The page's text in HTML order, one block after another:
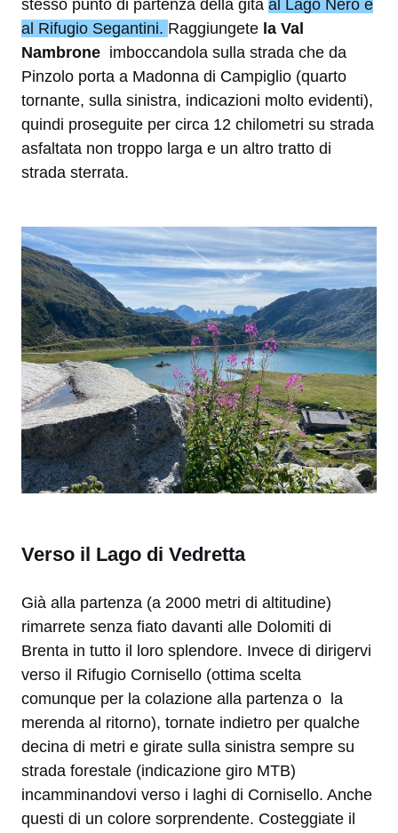
stesso punto di partenza della gita al Lago Nero e
al Rifugio Segantini. Raggiungete la Val
Nambrone imboccandola sulla strada che da
Pinzolo porta a Madonna di Campiglio (quarto
tornante, sulla sinistra, indicazioni molto evidenti),
quindi proseguite per circa 12 chilometri su strada
asfaltata non troppo larga e un altro tratto di
strada sterrata.
Verso il Lago di Vedretta
Già alla partenza (a 2000 metri di altitudine)
rimarrete senza fiato davanti alle Dolomiti di
Brenta in tutto il loro splendore. Invece di dirigervi
verso il Rifugio Cornisello (ottima scelta
comunque per la colazione alla partenza o la
merenda al ritorno), tornate indietro per qualche
decina di metri e girate sulla sinistra sempre su
strada forestale (indicazione giro MTB)
incamminandovi verso i laghi di Cornisello. Anche
questi di un colore sorprendente. Costeggiate il